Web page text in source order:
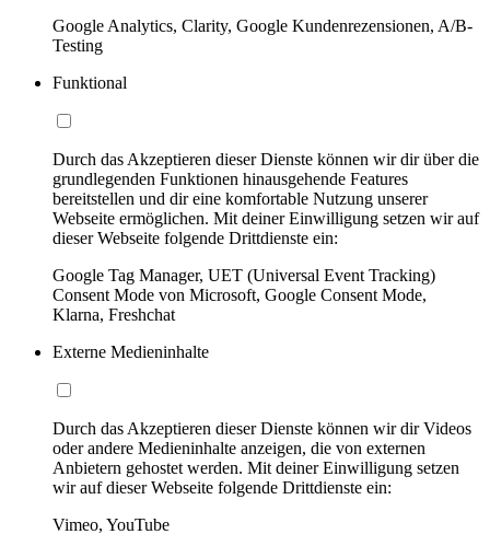
Google Analytics, Clarity, Google Kundenrezensionen, A/B-
Testing
Funktional
Durch das Akzeptieren dieser Dienste können wir dir über die
grundlegenden Funktionen hinausgehende Features
bereitstellen und dir eine komfortable Nutzung unserer
Webseite ermöglichen. Mit deiner Einwilligung setzen wir auf
dieser Webseite folgende Drittdienste ein:
Google Tag Manager, UET (Universal Event Tracking)
Consent Mode von Microsoft, Google Consent Mode,
Klarna, Freshchat
Externe Medieninhalte
Durch das Akzeptieren dieser Dienste können wir dir Videos
oder andere Medieninhalte anzeigen, die von externen
Anbietern gehostet werden. Mit deiner Einwilligung setzen
wir auf dieser Webseite folgende Drittdienste ein:
Vimeo, YouTube